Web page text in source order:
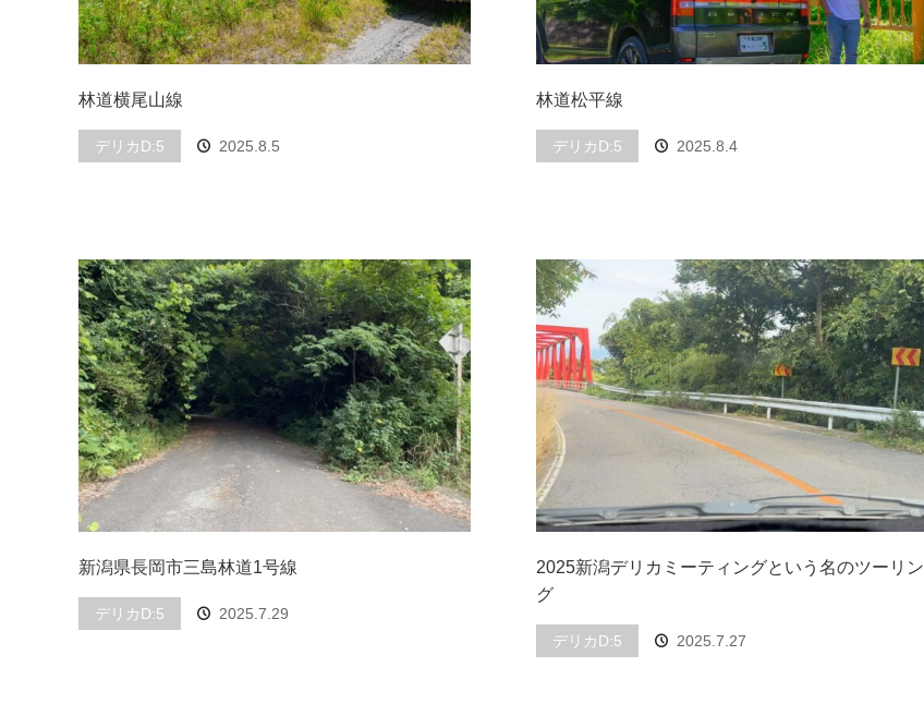
林道横尾山線
デリカD:5 2025.8.5
林道松平線
デリカD:5 2025.8.4
新潟県長岡市三島林道1号線
デリカD:5 2025.7.29
2025新潟デリカミーティングという名のツーリン
グ
デリカD:5 2025.7.27